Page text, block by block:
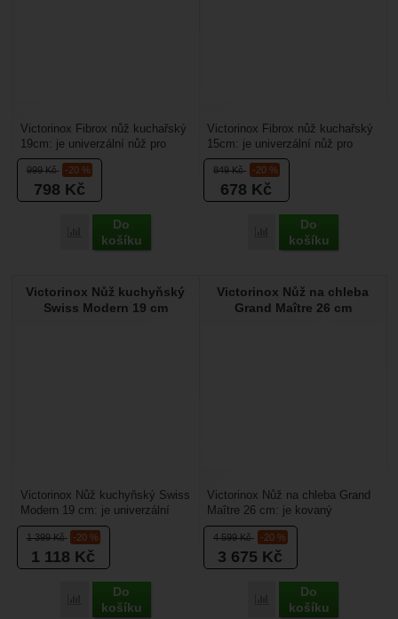
999Kč -20 %
798 Kč
Přidat 'Victorinox Fibrox nůž kuchařský 19cm' k porovnání
Do
košíku
Victorinox Fibrox nůž kuchařský
19cm: je univerzální nůž pro
profesionální i amatérské
kuchaře. Je určený...
849Kč -20 %
678 Kč
Přidat 'Victorinox
Do
košíku
Victorinox Fibrox nůž kuchařský
15cm: je univerzální nůž pro
profesionální i amatérské
kuchaře. Je určený...
Victorinox Nůž kuchyňský
Swiss Modern 19 cm
1 399Kč -20 %
1 118 Kč
Přidat 'Victorinox Nůž kuchyňský Swiss Modern 19 cm' k
Do
košíku
Victorinox Nůž kuchyňský Swiss
Modern 19 cm: je univerzální
kuchyňský nůž určený pro práci
v kuchyni....
Victorinox Nůž na chleba
Grand Maître 26 cm
4 599Kč -20 %
3 675 Kč
Přidat 'Victorinox Nůž
Do
košíku
Victorinox Nůž na chleba Grand
Maître 26 cm: je kovaný
kuchyňský nůž určený na
pečivo, chleba, dorty.Délka...